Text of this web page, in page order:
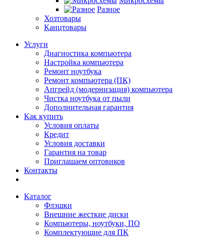
Разное
Хозтовары
Канцтовары
Услуги
Диагностика компьютера
Настройка компьютера
Ремонт ноутбука
Ремонт компьютера (ПК)
Апгрейд (модернизация) компьютера
Чистка ноутбука от пыли
Дополнительная гарантия
Как купить
Условия оплаты
Кредит
Условия доставки
Гарантия на товар
Приглашаем оптовиков
Контакты
Каталог
Флэшки
Внешние жесткие диски
Компьютеры, ноутбуки, ПО
Комплектующие для ПК